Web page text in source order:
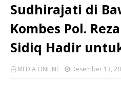
Sudhirajati di
Kombes Pol.
Sidiq Hadir
MEDIA ONLINE Desember 13,